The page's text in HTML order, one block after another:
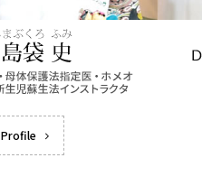
Profile